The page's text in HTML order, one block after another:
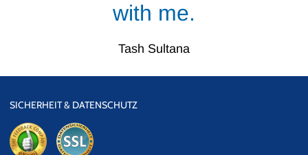
with me.
Tash Sultana
SICHERHEIT & DATENSCHUTZ